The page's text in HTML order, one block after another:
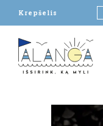
Krepšelis